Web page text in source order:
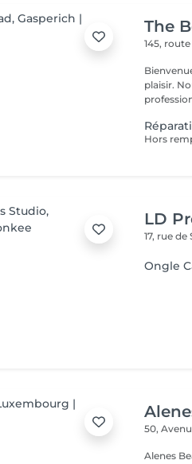
The
145,
plaisir.
Hors
LD
17, rue
Ongle
50,
Alenes